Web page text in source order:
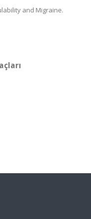
and Migraine.